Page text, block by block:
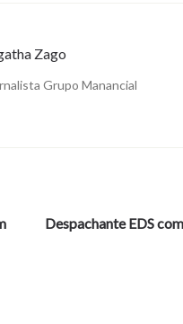
Zago
Grupo Manancial
Despachante EDS